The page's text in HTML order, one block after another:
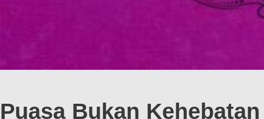
Puasa Bukan Kehebatan